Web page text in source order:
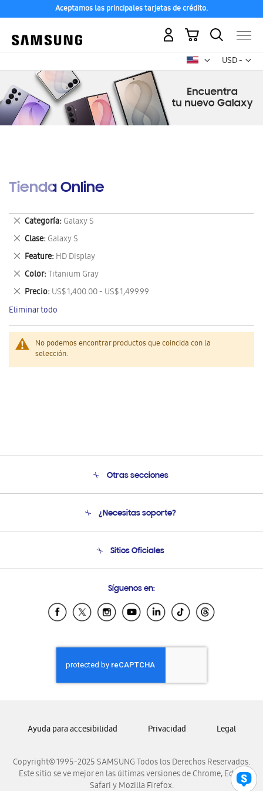
Aceptamos las principales tarjetas de crédito.
USD -
dólar
Mi carrito
Tienda Online
No podemos encontrar productos que coincida con la
selección.
Categoría Galaxy S
Eliminar
este
artículo
Clase Galaxy S
Eliminar
este
artículo
Feature HD Display
Eliminar
este
artículo
Color Titanium Gray
Eliminar
este
artículo
Precio US$ 1,400.00 - US$ 1,499.99
Eliminar
este
artículo
Eliminar todo
Otras secciones
Soporte
Condiciones de Compra
¿Necesitas soporte?
Soporte vía eMail
Sitios Oficiales
Samsung Ecuador
Samsung El Salvador
Samsung Honduras
Samsung Nicaragua
Samsung Panamá
Samsung Venezuela
Síguenos en:
Copyright© 1995-2025 SAMSUNG Todos los Derechos Reservados.
Este sitio se ve mejor en las últimas versiones de Chrome, Edge,
Safari y Mozilla Firefox.
Ayuda para accesibilidad Privacidad Legal